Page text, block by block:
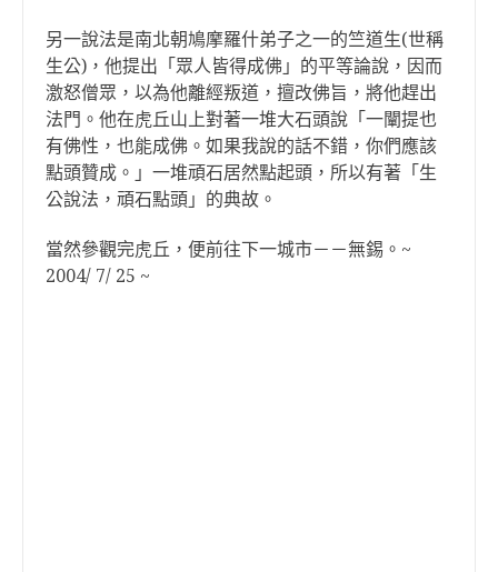
另一說法是南北朝鳩摩羅什弟子之一的竺道生(世稱
生公)，他提出「眾人皆得成佛」的平等論說，因而
激怒僧眾，以為他離經叛道，擅改佛旨，將他趕出
法門。他在虎丘山上對著一堆大石頭說「一闡提也
有佛性，也能成佛。如果我說的話不錯，你們應該
點頭贊成。」一堆頑石居然點起頭，所以有著「生
公說法，頑石點頭」的典故。
當然參觀完虎丘，便前往下一城市－－無錫。~
2004/ 7/ 25 ~